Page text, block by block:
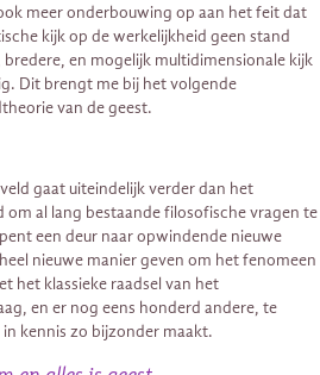
meer onderbouwing op aan het feit dat
kijk op de werkelijkheid geen stand
en mogelijk multidimensionale kijk
Dit brengt me bij het volgende
van de geest.
gaat uiteindelijk verder dan het
om al lang bestaande filosofische vragen te
een deur naar opwindende nieuwe
nieuwe manier geven om het fenomeen
het klassieke raadsel van het
en er nog eens honderd andere, te
kennis zo bijzonder maakt.